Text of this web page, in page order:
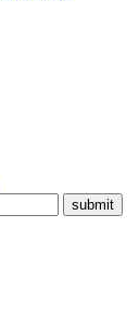
submit